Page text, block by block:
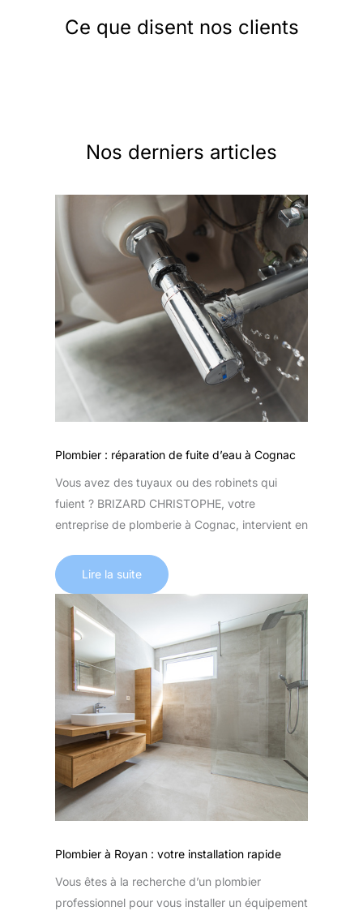
Ce que disent nos clients
Nos derniers articles
Plombier : réparation de fuite d’eau à Cognac
Vous avez des tuyaux ou des robinets qui
fuient ? BRIZARD CHRISTOPHE, votre
entreprise de plomberie à Cognac, intervient en
Lire la suite
Plombier à Royan : votre installation rapide
Vous êtes à la recherche d’un plombier
professionnel pour vous installer un équipement